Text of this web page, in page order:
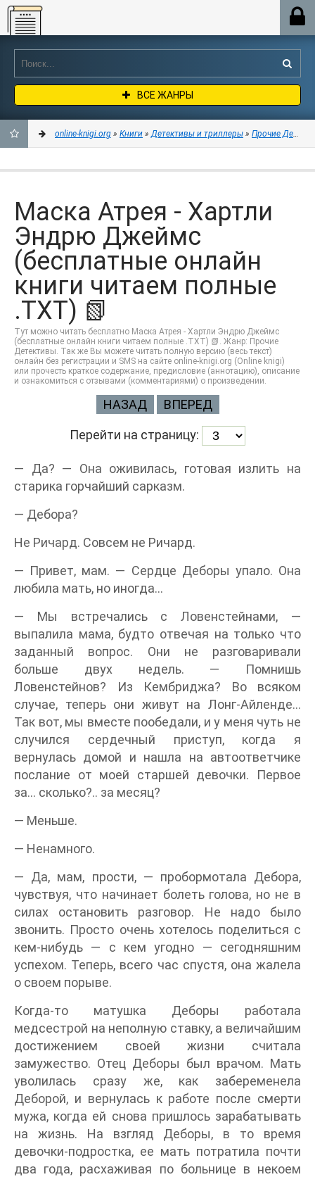
Online-knigi.org
ВСЕ ЖАНРЫ
ЗАКЛАДКИ
online-knigi.org » Книги »Детективы и триллеры » Прочие
Маска Атрея - Хартли
Эндрю Джеймс
(бесплатные онлайн
книги читаем полные
.TXT) 📗
Тут можно читать бесплатно Маска Атрея - Хартли Эндрю Джеймс
(бесплатные онлайн книги читаем полные .TXT) 📗. Жанр: Прочие
Детективы. Так же Вы можете читать полную версию (весь текст)
онлайн без регистрации и SMS на сайте online-knigi.org (Online knigi)
или прочесть краткое содержание, предисловие (аннотацию), описание
и ознакомиться с отзывами (комментариями) о произведении.
НАЗАД ВПЕРЕД
Перейти на страницу:
— Да? — Она оживилась, готовая излить на
старика горчайший сарказм.
— Дебора?
Не Ричард. Совсем не Ричард.
— Привет, мам. — Сердце Деборы упало. Она
любила мать, но иногда...
— Мы встречались с Ловенстейнами, —
выпалила мама, будто отвечая на только что
заданный вопрос. Они не разговаривали
больше двух недель. — Помнишь
Ловенстейнов? Из Кембриджа? Во всяком
случае, теперь они живут на Лонг-Айленде...
Так вот, мы вместе пообедали, и у меня чуть не
случился сердечный приступ, когда я
вернулась домой и нашла на автоответчике
послание от моей старшей девочки. Первое
за... сколько?.. за месяц?
— Меньше.
— Ненамного.
— Да, мам, прости, — пробормотала Дебора,
чувствуя, что начинает болеть голова, но не в
силах остановить разговор. Не надо было
звонить. Просто очень хотелось поделиться с
кем-нибудь — с кем угодно — сегодняшним
успехом. Теперь, всего час спустя, она жалела
о своем порыве.
Когда-то матушка Деборы работала
медсестрой на неполную ставку, а величайшим
достижением своей жизни считала
замужество. Отец Деборы был врачом. Мать
уволилась сразу же, как забеременела
Деборой, и вернулась к работе после смерти
мужа, когда ей снова пришлось зарабатывать
на жизнь. На взгляд Деборы, в то время
девочки-подростка, ее мать потратила почти
два года, расхаживая по больнице в некоем